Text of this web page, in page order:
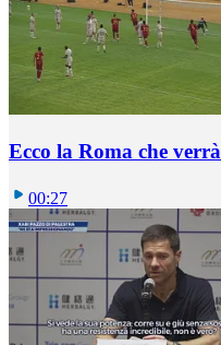
Ecco la Roma che verrà
00:27